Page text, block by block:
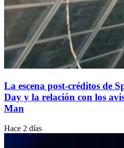
La escena post-créditos de
Day y la relación con los
Man
Hace 2 días